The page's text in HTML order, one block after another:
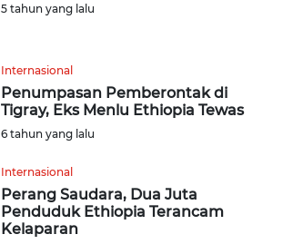
5 tahun yang lalu
Internasional
Penumpasan Pemberontak di
Tigray, Eks Menlu Ethiopia Tewas
6 tahun yang lalu
Internasional
Perang Saudara, Dua Juta
Penduduk Ethiopia Terancam
Kelaparan